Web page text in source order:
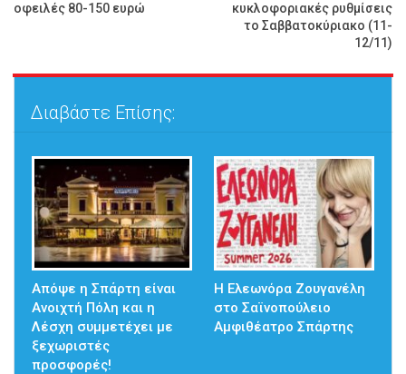
οφειλές 80-150 ευρώ
κυκλοφοριακές ρυθμίσεις
το Σαββατοκύριακο (11-
12/11)
Διαβάστε Επίσης:
Απόψε η Σπάρτη είναι
Ανοιχτή Πόλη και η
Λέσχη συμμετέχει με
ξεχωριστές
προσφορές!
Η Ελεωνόρα Ζουγανέλη
στο Σαϊνοπούλειο
Αμφιθέατρο Σπάρτης